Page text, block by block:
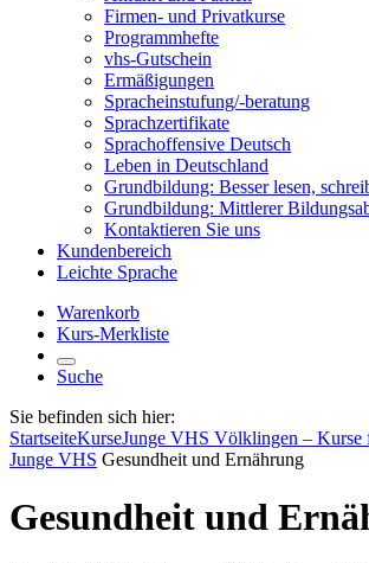
Firmen- und Privatkurse
Programmhefte
vhs-Gutschein
Ermäßigungen
Spracheinstufung/-beratung
Sprachzertifikate
Sprachoffensive Deutsch
Leben in Deutschland
Grundbildung: Besser lesen,
Grundbildung: Mittlerer
Kontaktieren Sie uns
Kundenbereich
Leichte Sprache
Warenkorb
Kurs-Merkliste
Suche
Sie befinden sich hier:
StartseiteKurseJunge VHS Völklingen –
Junge VHS Gesundheit und Ernährung
Gesundheit und